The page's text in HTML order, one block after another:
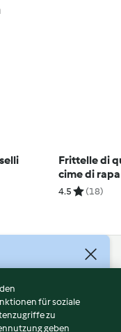
Frittelle di
cime di rapa
4.5 (18)
für soziale
zu
geben